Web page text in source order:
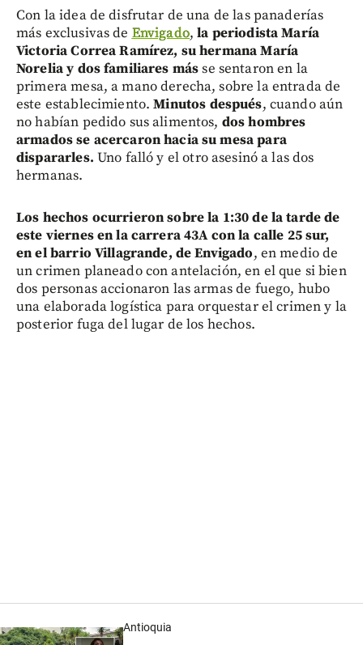
Con la idea de disfrutar de una de las panaderías
más exclusivas de Envigado,la periodista María
Victoria Correa Ramírez, su hermana María
Norelia y dos familiares másse sentaron en la
primera mesa, a mano derecha, sobre la entrada de
este establecimiento.Minutos después, cuando aún
no habían pedido sus alimentos, dos hombres
armados se acercaron hacia su mesa para
dispararles. Uno falló y el otro asesinó a las dos
hermanas.
Los hechos ocurrieron sobre la 1:30 de la tarde de
este viernes en la carrera 43A con la calle 25 sur,
en el barrio Villagrande, de Envigado, en medio de
un crimen planeado con antelación, en el que si bien
dos personas accionaron las armas de fuego, hubo
una elaborada logística para orquestar el crimen y la
posterior fuga del lugar de los hechos.
Antioquia